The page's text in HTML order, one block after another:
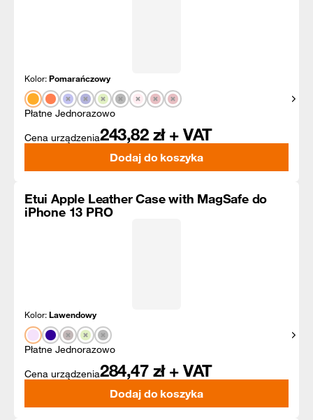
Kolor:Pomarańczowy
Płatne Jednorazowo
Cena urządzenia243,82 zł + VAT
Dodaj do koszyka
Etui Apple Leather Case with MagSafe do
iPhone 13 PRO
Kolor:Lawendowy
Płatne Jednorazowo
Cena urządzenia284,47 zł + VAT
Dodaj do koszyka